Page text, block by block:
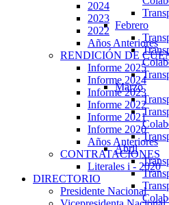
Febrero
Marzo
Abril
2024
2023
2022
Años Anteriores
RENDICIÓN DE
Informe 2025
Informe 2024
Informe 2023
Informe 2022
Informe 2021
Informe 2020
Años Anteriores
CONTRATACIONES
Literales i - 2020
DIRECTORIO
Presidente Nacional